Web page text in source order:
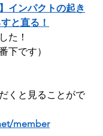
インパクトの起き
と直る！
た！
下です）
くと見ることがで
member